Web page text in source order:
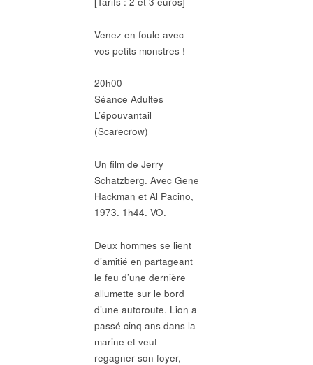
Venez en foule avec
vos petits monstres !
20h00
Séance Adultes
L’épouvantail
(Scarecrow)
Un film de Jerry
Schatzberg. Avec Gene
Hackman et Al Pacino,
1973. 1h44. VO.
Deux hommes se lient
d’amitié en partageant
le feu d’une dernière
allumette sur le bord
d’une autoroute. Lion a
passé cinq ans dans la
marine et veut
regagner son foyer,